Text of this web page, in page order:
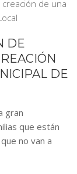
DE
DE
gran
que están
no van a